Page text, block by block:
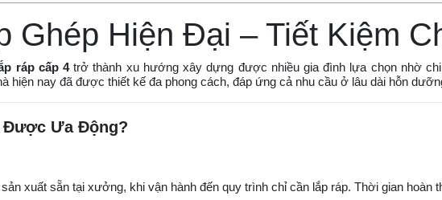
Ghép Hiện Đại – Tiết Kiệm
ráp cấp 4trở thành xu hướng xây dựng được nhiều gia đình lựa chọn nhờ
hiện nay đã được thiết kế đa phong cách, đáp ứng cả nhu cầu ở lâu dài hỗn
Được Ưa Động?
xuất sẵn tại xưởng, khi vận hành đến quy trình chỉ cần lắp ráp. Thời gian hoàn